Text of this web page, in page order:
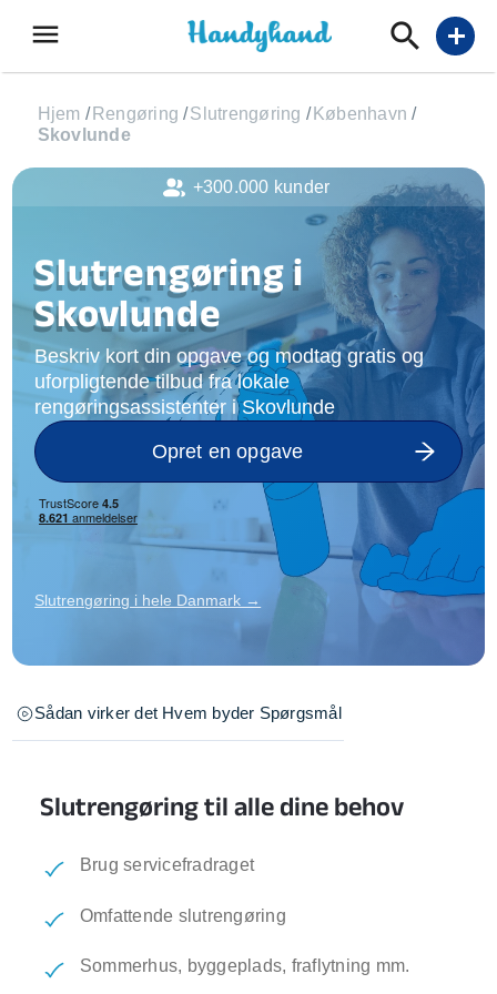
menu add
Hjem / Rengøring /Slutrengøring / København /
Skovlunde
Slutrengøring i
Skovlunde
Beskriv kort din opgave og modtag gratis og
uforpligtende tilbud fra lokale
rengøringsassistenter i Skovlunde
Opret en opgave
Slutrengøring i hele Danmark →
Sådan virker det Hvem byder Spørgsmål
Slutrengøring til alle dine behov
Brug servicefradraget
Omfattende slutrengøring
Sommerhus, byggeplads, fraflytning mm.
+300.000 kunder